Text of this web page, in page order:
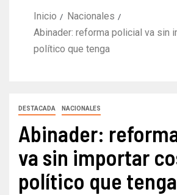
Inicio
Nacionales
Abinader: reforma policial va sin
político que tenga
DESTACADA NACIONALES
Abinader:
va sin importar
político que tenga